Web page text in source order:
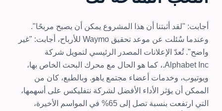
أجابت: "لقد أثبتنا أن هذا المشروع يمكن أن يصبح مربحًا".
وعندما سُئلت عن موعد تحقيق Waymo للأرباح، أجابت: "غير
واضح". تُعدّ الإعلانات المصدر الرئيسي لتمويل شركة
Alphabet Inc.، كما هو الحال مع محرك البحث الخاص بها،
ويوتيوب، وخدمات أعضاء مجتمع ياهو. وبالطبع، كان من
الممكن أن يؤثر الأداء الأفضل لشركة نتفليكس على أسهمها،
التي ارتفعت بنسبة تصل إلى 65% في المواسم الأخيرة،